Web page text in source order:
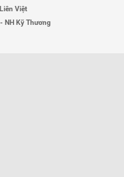
Việt
NH Kỹ Thương